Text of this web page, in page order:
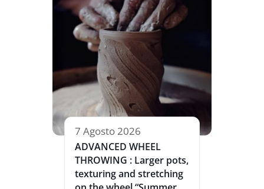
7 Agosto 2026
ADVANCED WHEEL
THROWING : Larger pots,
texturing and stretching